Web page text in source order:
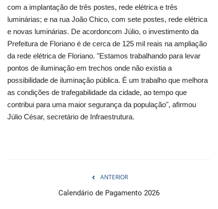
com a implantação de três postes, rede elétrica e três
luminárias; e na rua João Chico, com sete postes, rede elétrica
e novas luminárias. De acordoncom Júlio, o investimento da
Prefeitura de Floriano é de cerca de 125 mil reais na ampliação
da rede elétrica de Floriano. "Estamos trabalhando para levar
pontos de iluminação em trechos onde não existia a
possibilidade de iluminação pública. É um trabalho que melhora
as condições de trafegabilidade da cidade, ao tempo que
contribui para uma maior segurança da população", afirmou
Júlio César, secretário de Infraestrutura.
ANTERIOR
Calendário de Pagamento 2026